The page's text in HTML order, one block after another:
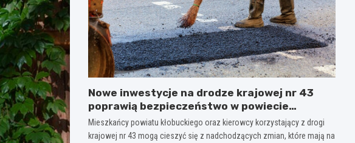
Nowe inwestycje na drodze krajowej nr 43
poprawią bezpieczeństwo w powiecie
kłobuckim!
Mieszkańcy powiatu kłobuckiego oraz kierowcy korzystający z drogi
krajowej nr 43 mogą cieszyć się z nadchodzących zmian, które mają na